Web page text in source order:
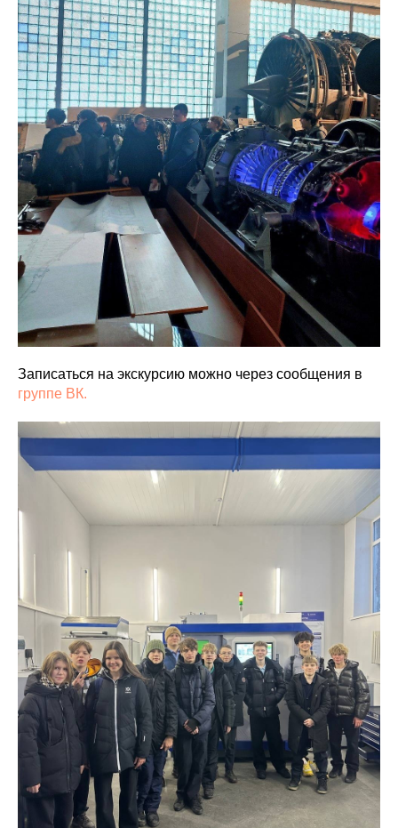
Записаться на экскурсию можно через сообщения в
группе ВК.